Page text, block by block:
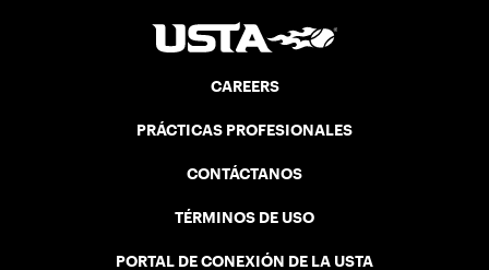
CAREERS
PRÁCTICAS PROFESIONALES
CONTÁCTANOS
TÉRMINOS DE USO
PORTAL DE CONEXIÓN DE LA USTA